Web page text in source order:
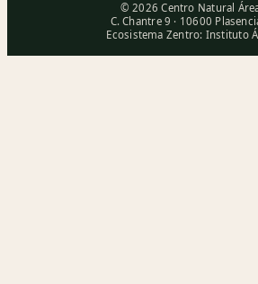
© 2026 Centro Natural
C. Chantre 9 · 10600
Ecosistema Zentro: Instituto